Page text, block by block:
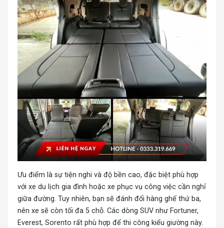
Ưu điểm là sự tiện nghi và độ bền cao, đặc biệt phù hợp
với xe du lịch gia đình hoặc xe phục vụ công việc cần nghỉ
giữa đường. Tuy nhiên, bạn sẽ đánh đổi hàng ghế thứ ba,
nên xe sẽ còn tối đa 5 chỗ. Các dòng SUV như Fortuner,
Everest, Sorento rất phù hợp để thi công kiểu giường này.